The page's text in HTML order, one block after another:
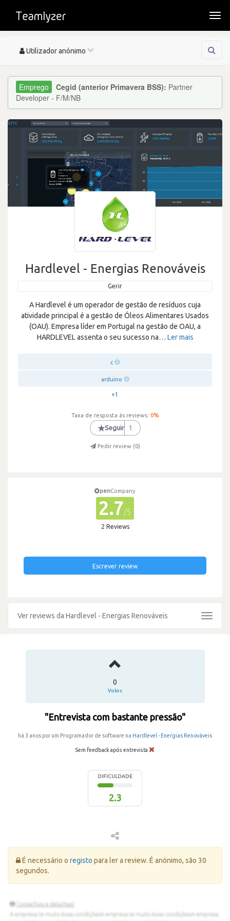
Toggle
Utilizador anónimo
Cegid (anterior Primavera BSS): Partner
Developer - F/M/NB
Hardlevel - Energias Renováveis
Gerir
A Hardlevel é um operador de gestão de resíduos cuja
atividade principal é a gestão de Óleos Alimentares Usados
(OAU). Empresa líder em Portugal na gestão de OAU, a
HARDLEVEL assenta o seu sucesso na… Ler mais
c
arduino
+1
Taxa de resposta às reviews: 0%
★Seguir 1
Pedir review (0)
penCompany
2.7/5
2 Reviews
Escrever review
Ver reviews da Hardlevel - Energias Renováveis
Toggle
0
Votos
"Entrevista com bastante pressão"
há 3 anos por um Programador de software na Hardlevel - Energias Renováveis
Sem feedback após entrevista
DIFICULDADE
2.3
Erro:
É necessário o registo para ler a review. É anónimo, são 30
segundos.